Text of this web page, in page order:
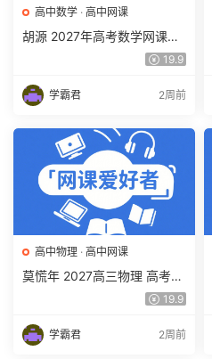
高中数学 · 高中网课
胡源 2027年高考数学网课教
程 高三数学 一轮复习暑假班
19.9
学霸君 2周前
高中物理 · 高中网课
莫慌年 2027高三物理 高考物
19.9
学霸君 2周前